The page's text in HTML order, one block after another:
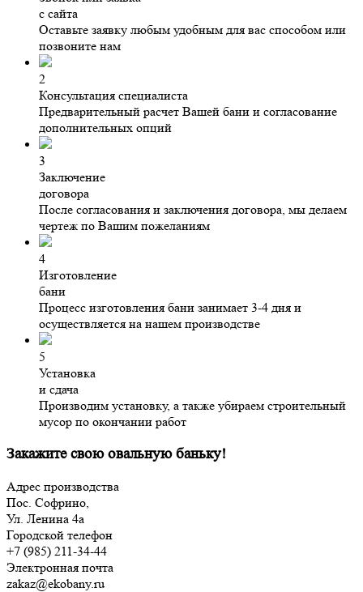
с сайта
Оставьте заявку любым удобным для вас способом или
позвоните нам
2
Консультация специалиста
Предварительный расчет Вашей бани и согласование
дополнительных опций
3
Заключение
договора
После согласования и заключения договора, мы делаем
чертеж по Вашим пожеланиям
4
Изготовление
бани
Процесс изготовления бани занимает 3-4 дня и
осуществляется на нашем производстве
5
Установка
и сдача
Производим установку, а также убираем строительный
мусор по окончании работ
Закажите свою овальную баньку!
Адрес производства
Пос. Софрино,
Ул. Ленина 4а
Городской телефон
+7 (985) 211-34-44
Электронная почта
zakaz@ekobany.ru